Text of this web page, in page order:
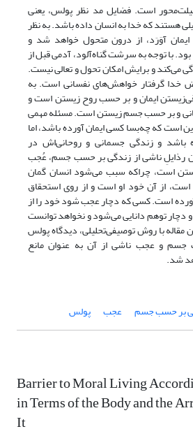
است. فضایل مد نظر پولس، یعنی
هستند که خدا به انسان داده باشد. به نظر
آوَرَد، از درون متحول خواهد شد و
با توجه به سرشت گناه‌آلود، آدمی قبل از
می‌کند و برایش امکان تحول و تعالی نیست.
خدا گرفتار خواهش‌های نفسانی است. به
ایمان و بر حسب روح ‌زیستن است و
و بر حسب جسم‌ زیستن است. مسئله مهمی
است که چه‌بسا کسی ایمان آورده باشد، اما
و زندگی جسمانی و روحانی‌اش در
رذایلِ ناشی از زندگی بر حسب جسم، عُجب
است، چراکه سبب می‌شود انسان گمان
از آن خود او است و از روی استحقاق
است. کسی که دچار عجب شود خود را از
دچار توهم دانایی می‌شود و نخواهد توانست
مقاله با روش توصیفی‌تحلیلی، دیدگاه پولس
جسم و عجب ناشی از آن به ‌عنوان مانع
شد.
بر حسب جسم عجب پولس
Barrier to Moral Living
in Terms of the Body and the
It